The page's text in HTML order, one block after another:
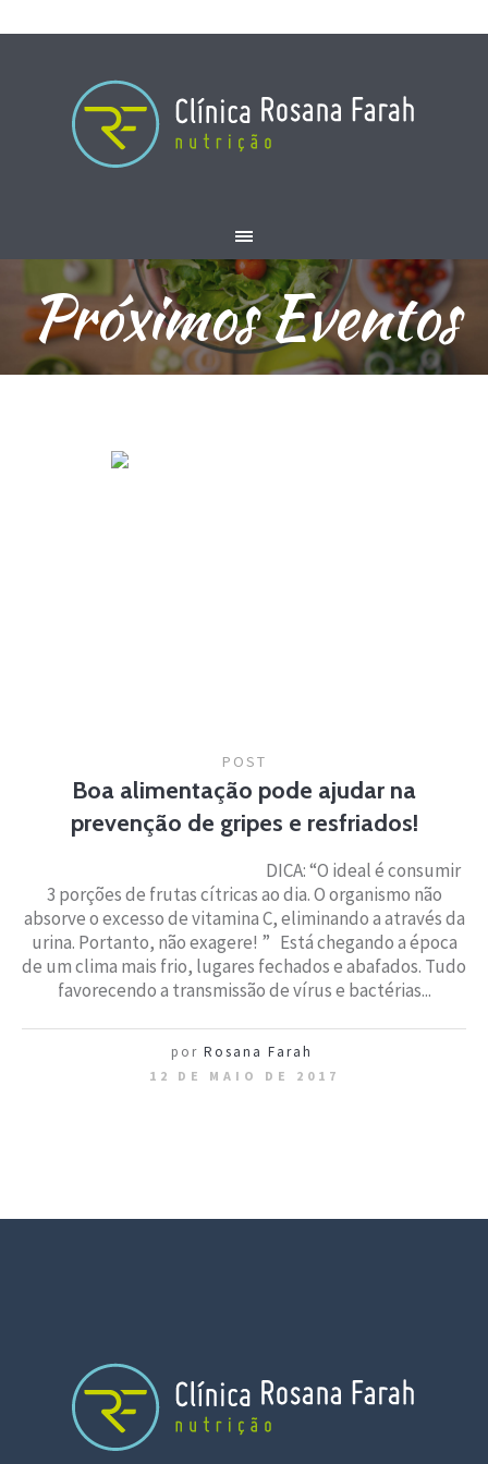
Próximos Eventos
POST
Boa alimentação pode ajudar na
prevenção de gripes e resfriados!
­­­­DICA: “O ideal é consumir
3 porções de frutas cítricas ao dia. O organismo não
absorve o excesso de vitamina C, eliminando a através da
urina. Portanto, não exagere! ” Está chegando a época
de um clima mais frio, lugares fechados e abafados. Tudo
favorecendo a transmissão de vírus e bactérias...
por Rosana Farah
12 DE MAIO DE 2017